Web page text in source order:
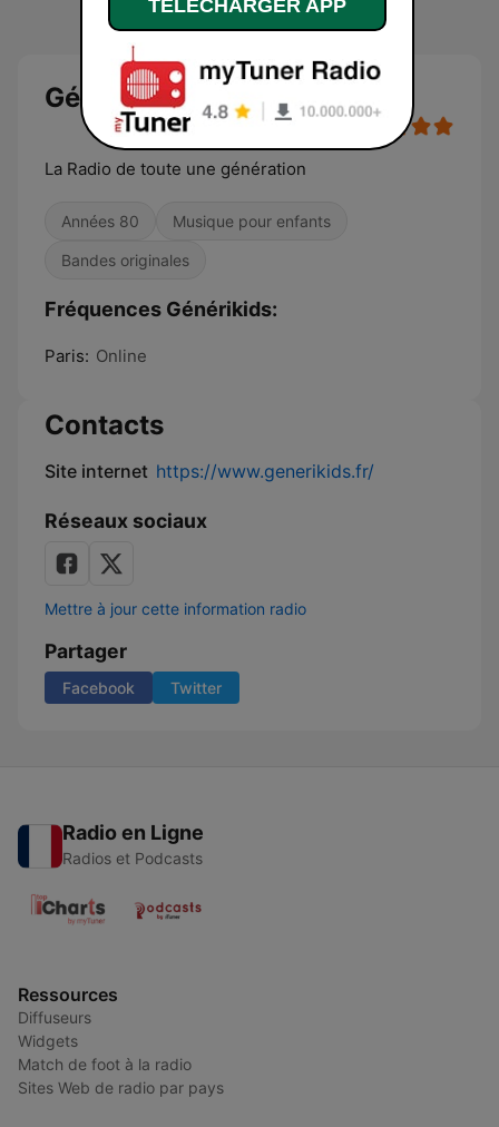
Générikids
La Radio de toute une génération
Années 80 Musique pour enfants
Bandes originales
Fréquences Générikids:
Paris: Online
Contacts
Site internet https://www.generikids.fr/
Réseaux sociaux
Mettre à jour cette information radio
Partager
Facebook Twitter
Radio en Ligne
Radios et Podcasts
Ressources
Diffuseurs
Widgets
Match de foot à la radio
Sites Web de radio par pays
TELECHARGER APP